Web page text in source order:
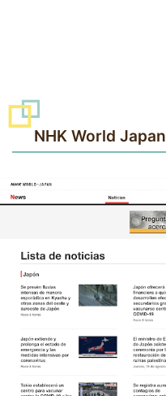
NHK World Japan